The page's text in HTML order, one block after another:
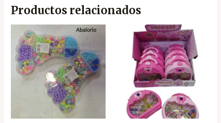
Productos relacionados